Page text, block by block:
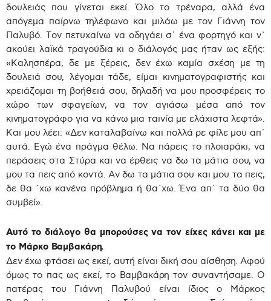
δουλειάς που γίνεται εκεί. Όλο το τρέναρα, αλλά ένα
απόγεμα παίρνω τηλέφωνο και μιλάω με τον Γιάννη τον
Παλυβό. Τον πετυχαίνω να οδηγάει σ` ένα φορτηγό και ν`
ακούει λαϊκά τραγούδια κι ο διάλογός μας ήταν ως εξής:
«Καλησπέρα, δε με ξέρεις, δεν έχω καμία σχέση με τη
δουλειά σου, λέγομαι τάδε, είμαι κινηματογραφιστής και
χρειάζομαι τη βοήθειά σου, δηλαδή να μου προσφέρεις το
χώρο των σφαγείων, να τον αγιάσω μέσα από τον
κινηματογράφο για να κάνω μια ταινία με ελάχιστα λεφτά».
Και μου λέει: «Δεν καταλαβαίνω και πολλά ρε φίλε μου απ`
αυτά. Εγώ ένα πράγμα θέλω. Να πάρεις το πλοιαράκι, να
περάσεις στα Στύρα και να έρθεις να δω τα μάτια σου, να
μου τα πεις από κοντά. Αν δω τα μάτια σου και μου τα πεις,
δε θα `χω κανένα πρόβλημα ή θα`χω. Ένα απ` τα δύο θα
συμβεί».
Αυτό το διάλογο θα μπορούσες να τον είχες κάνει και με
το Μάρκο Βαμβακάρη.
Δεν έχω φτάσει ως εκεί, αυτή είναι δική σου αίσθηση. Αφού
όμως το πας ως εκεί, το Βαμβακάρη τον συναντήσαμε. Ο
πατέρας του Γιάννη Παλυβού είναι ίδιος ο Μάρκος